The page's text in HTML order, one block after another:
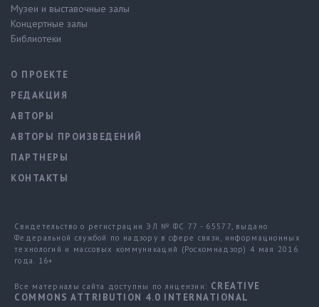
Музеи и выставочные залы
Концертные залы
Библиотеки
О ПРОЕКТЕ
РЕДАКЦИЯ
АВТОРЫ
АВТОРЫ ПРОИЗВЕДЕНИЙ
ПАРТНЕРЫ
КОНТАКТЫ
Свидетельство о регистрации ЭЛ № ФС 77 - 65577, выдано
Федеральной службой по надзору в сфере связи, информационных
технологий и массовых коммуникаций (Роскомнадзор) 4 мая 2016
года. 16+
Все материалы сайта доступны по лицензии: CREATIVE
COMMONS ATTRIBUTION 4.0 INTERNATIONAL